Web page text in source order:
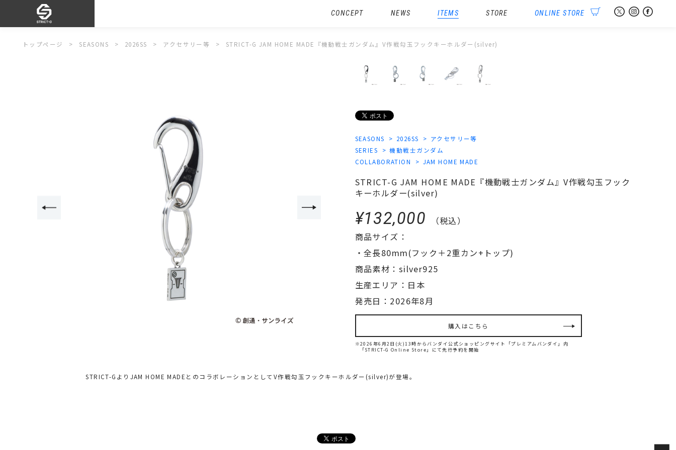
ITEMS
CONCEPT NEWS STORE ONLINE STORE
トップページ SEASONS 2026SS アクセサリー等 STRICT-G JAM HOME MADE『機動戦士ガンダム』V作戦勾玉フックキーホルダー(silver)
SEASONS 2026SS
アクセサリー等
SERIES
機動戦士ガンダム
COLLABORATION
JAM HOME MADE
STRICT-G JAM HOME MADE『機動戦士ガンダム』V作戦勾玉フック
キーホルダー(silver)
¥132,000
（税込）
商品サイズ：
・全長80mm(フック＋2重カン+トップ)
商品素材：silver925
生産エリア：日本
発売日：2026年8月
購入はこちら
※2026年6月2日(火)13時からバンダイ公式ショッピングサイト「プレミアムバンダイ」内
「STRICT-G Online Store」にて先行予約を開始
STRICT-GよりJAM HOME MADEとのコラボレーションとしてV作戦勾玉フックキーホルダー(silver)が登場。